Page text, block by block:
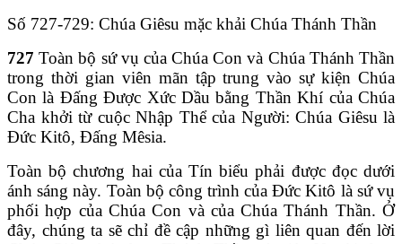
Số 727-729: Chúa Giêsu mặc khải Chúa Thánh Thần
727Toàn bộ sứ vụ của Chúa Con và Chúa Thánh Thần
trong thời gian viên mãn tập trung vào sự kiện Chúa
Con là Đấng Được Xức Dầu bằng Thần Khí của Chúa
Cha khởi từ cuộc Nhập Thể của Người: Chúa Giêsu là
Đức Kitô, Đấng Mêsia.
Toàn bộ chương hai của Tín biểu phải được đọc dưới
ánh sáng này. Toàn bộ công trình của Đức Kitô là sứ vụ
phối hợp của Chúa Con và của Chúa Thánh Thần. Ở
đây, chúng ta sẽ chỉ đề cập những gì liên quan đến lời